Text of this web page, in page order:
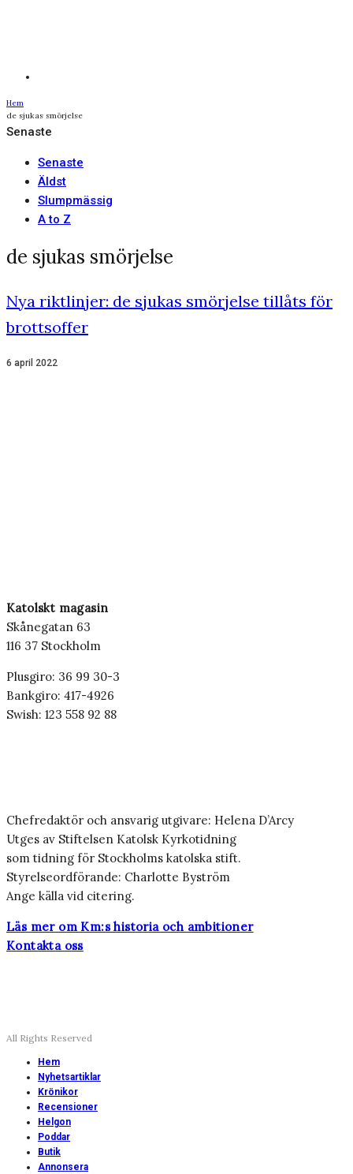
Hem
de sjukas smörjelse
Senaste
Senaste
Äldst
Slumpmässig
A to Z
de sjukas smörjelse
Nya riktlinjer: de sjukas smörjelse tillåts för
brottsoffer
6 april 2022
Katolskt magasin
Skånegatan 63
116 37 Stockholm
Plusgiro: 36 99 30-3
Bankgiro: 417-4926
Swish: 123 558 92 88
Chefredaktör och ansvarig utgivare: Helena D’Arcy
Utges av Stiftelsen Katolsk Kyrkotidning
som tidning för Stockholms katolska stift.
Styrelseordförande: Charlotte Byström
Ange källa vid citering.
Läs mer om Km:s historia och ambitioner
Kontakta oss
All Rights Reserved
Hem
Nyhetsartiklar
Krönikor
Recensioner
Helgon
Poddar
Butik
Annonsera